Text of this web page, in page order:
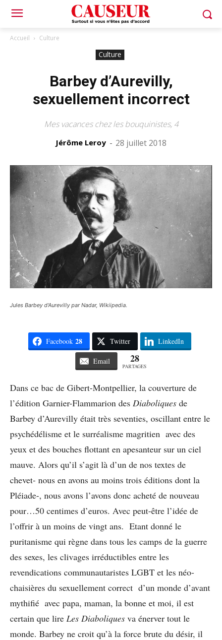
Accueil Culture
Culture
Barbey d’Aurevilly,
sexuellement incorrect
Mes vacances chez les bouquinistes, 4
Jérôme Leroy - 28 juillet 2018
Jules Barbey d'Aurevilly par Nadar, Wikiipedia.
Facebook 28 Twitter LinkedIn
Email 28
PARTAGES
Dans ce bac de Gibert-Montpellier, la couverture de
l’édition Garnier-Flammarion des Diaboliques de
Barbey d’Aurevilly était très seventies, oscillant entre le
psychédélisme et le surréalisme magritien avec des
yeux et des bouches flottant en apesanteur sur un ciel
mauve. Alors qu’il s’agit là d’un de nos textes de
chevet- nous en avons au moins trois éditions dont la
Pléiade-, nous avons l’avons donc acheté de nouveau
pour…50 centimes d’euros. Avec peut-être l’idée de
l’offrir à un moins de vingt ans. Etant donné le
puritanisme qui règne dans tous les camps de la guerre
des sexes, les clivages irréductibles entre les
revendications communautaristes LGBT et les néo-
chaisières du sexuellement correct d’un monde d’avant
mythifié avec papa, maman, la bonne et moi, il est
certain que lire Les Diaboliques va énerver tout le
monde. Barbey ne croit qu’à la force brute du désir, il